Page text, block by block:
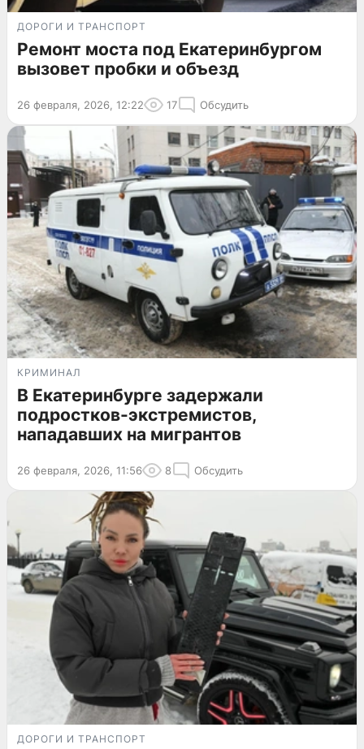
ДОРОГИ И ТРАНСПОРТ
Ремонт моста под Екатеринбургом
вызовет пробки и объезд
26 февраля, 2026, 12:22 17 Обсудить
КРИМИНАЛ
В Екатеринбурге задержали
подростков-экстремистов,
нападавших на мигрантов
26 февраля, 2026, 11:56 8 Обсудить
ДОРОГИ И ТРАНСПОРТ